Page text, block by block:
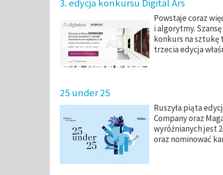
3. edycja konkursu Digital Ars
Powstaje coraz
i algorytmy.
konkurs na sztukę
trzecia edycja
25 under 25
Ruszyła piąta
Company oraz
wyróżnianych jest
oraz nominować